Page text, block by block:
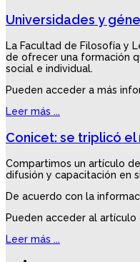
Universidades y
La Facultad de Filosofía y
de ofrecer una formación
social e individual.
Pueden acceder a más
Leer más ...
Conicet: se triplicó
Compartimos un artículo
difusión y capacitación en
De acuerdo con la
Pueden acceder al
Leer más ...